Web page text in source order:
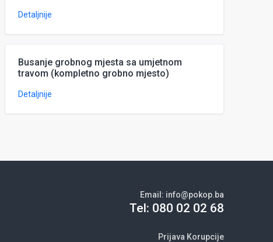
Detaljnije
Busanje grobnog mjesta sa umjetnom
travom (kompletno grobno mjesto)
Detaljnije
Email: info@pokop.ba
Tel: 080 02 02 68
Prijava Korupcije